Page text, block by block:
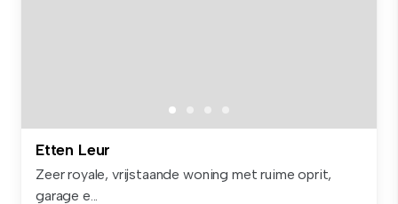
Etten Leur
Zeer royale, vrijstaande woning met ruime oprit,
garage e...